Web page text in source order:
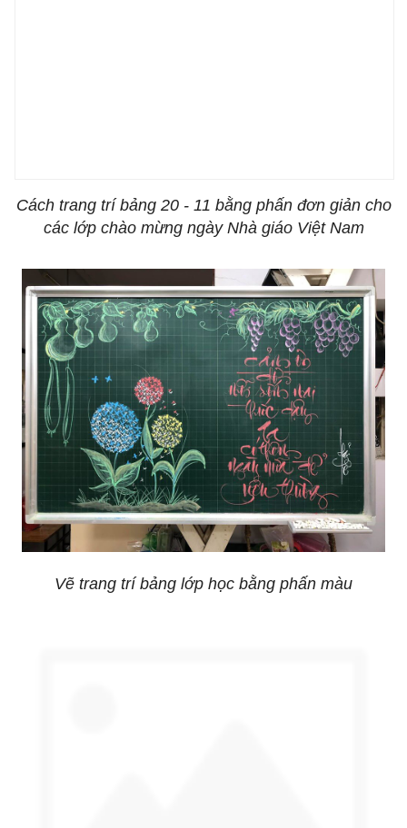
Cách trang trí bảng 20 - 11 bằng phấn đơn giản cho
các lớp chào mừng ngày Nhà giáo Việt Nam
Vẽ trang trí bảng lớp học bằng phấn màu